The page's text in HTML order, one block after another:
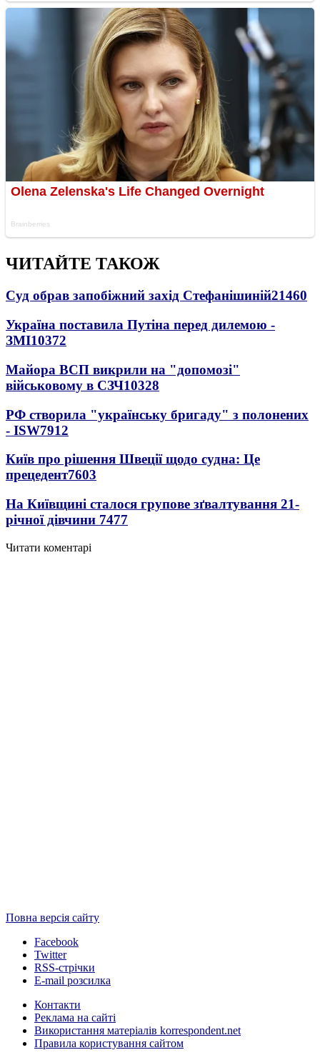
ЧИТАЙТЕ ТАКОЖ
Суд обрав запобіжний захід Стефанішиній21460
Україна поставила Путіна перед дилемою -
ЗМІ10372
Майора ВСП викрили на "допомозі"
військовому в СЗЧ10328
РФ створила "українську бригаду" з полонених
- ISW7912
Київ про рішення Швеції щодо судна: Це
прецедент7603
На Київщині сталося групове зґвалтування 21-
річної дівчини 7477
Читати коментарі
Повна версія сайту
Facebook
Twitter
RSS-стрічки
E-mail розсилка
Контакти
Реклама на сайті
Використання матеріалів korrespondent.net
Правила користування сайтом